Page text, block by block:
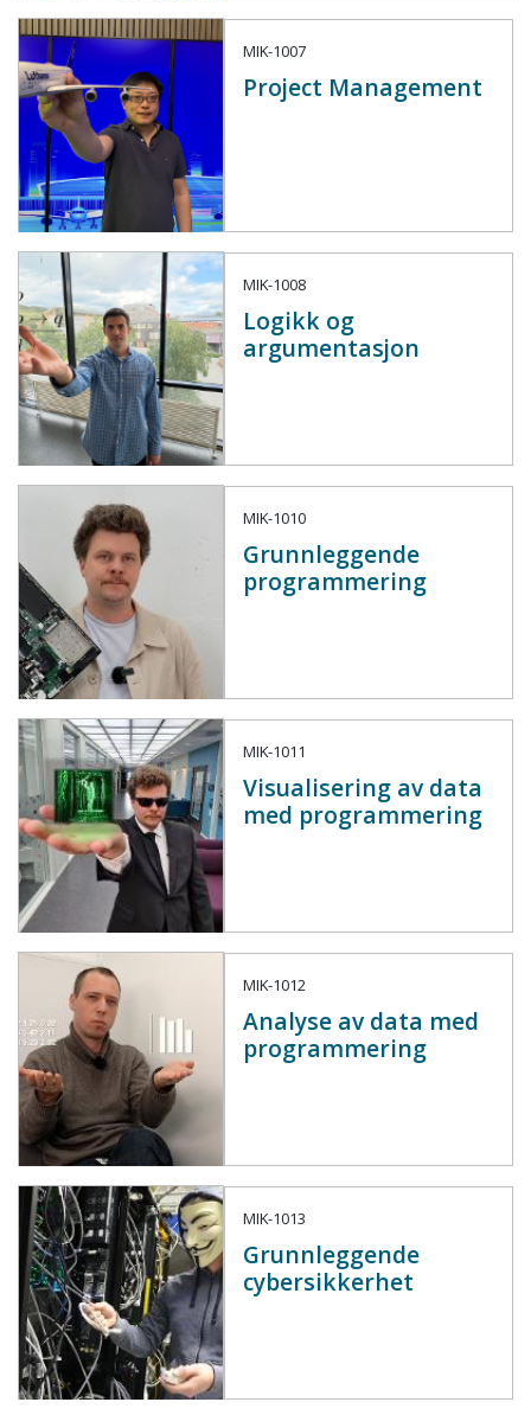
MIK-1007
Project Management
MIK-1008
Logikk og
argumentasjon
MIK-1010
Grunnleggende
programmering
MIK-1011
Visualisering av data
med programmering
MIK-1012
Analyse av data med
programmering
MIK-1013
Grunnleggende
cybersikkerhet